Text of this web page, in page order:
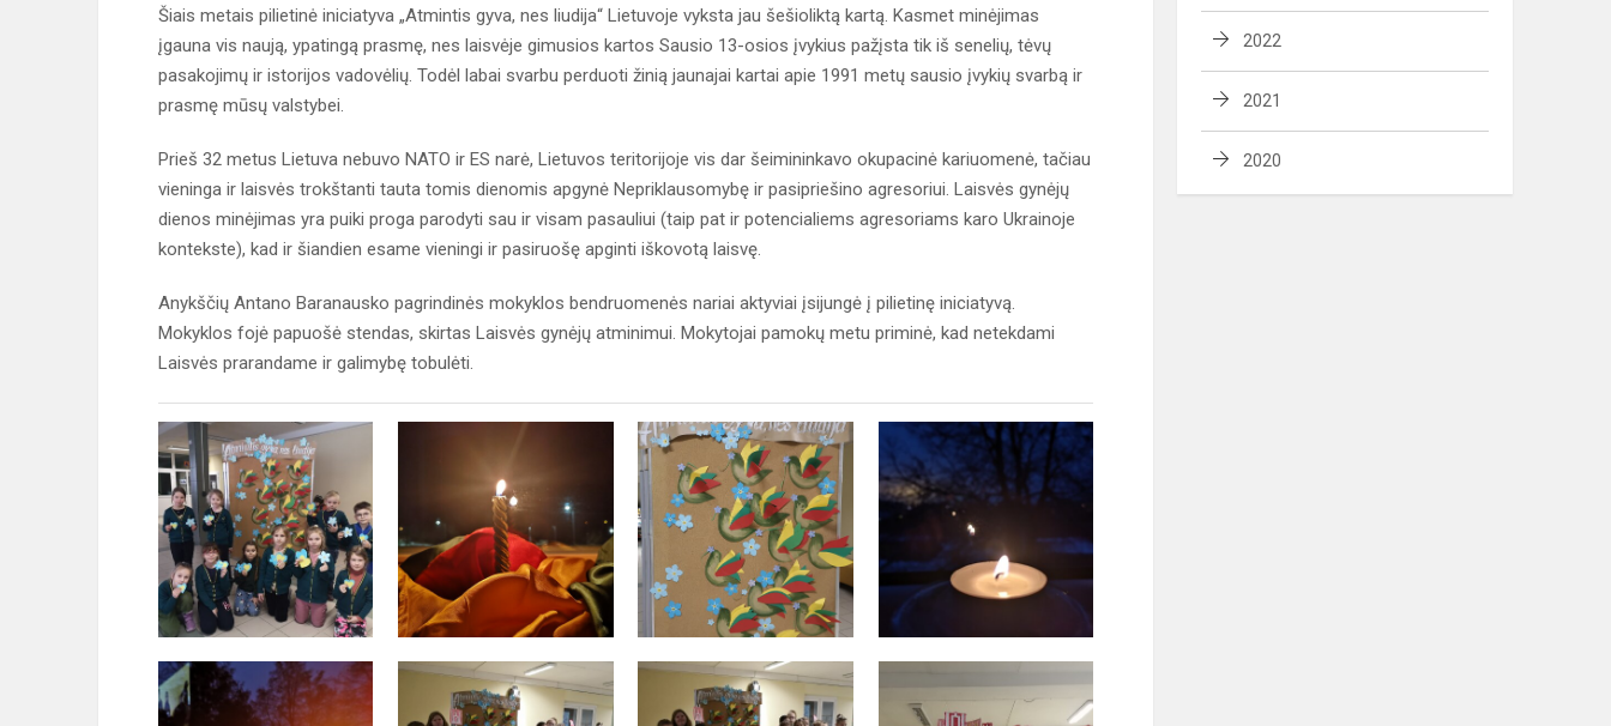
Šiais metais pilietinė iniciatyva „Atmintis gyva, nes liudija“ Lietuvoje vyksta jau šešioliktą kartą. Kasmet minėjimas
įgauna vis naują, ypatingą prasmę, nes laisvėje gimusios kartos Sausio 13-osios įvykius pažįsta tik iš senelių, tėvų
pasakojimų ir istorijos vadovėlių. Todėl labai svarbu perduoti žinią jaunajai kartai apie 1991 metų sausio įvykių svarbą ir
prasmę mūsų valstybei.
Prieš 32 metus Lietuva nebuvo NATO ir ES narė, Lietuvos teritorijoje vis dar šeimininkavo okupacinė kariuomenė, tačiau
vieninga ir laisvės trokštanti tauta tomis dienomis apgynė Nepriklausomybę ir pasipriešino agresoriui. Laisvės gynėjų
dienos minėjimas yra puiki proga parodyti sau ir visam pasauliui (taip pat ir potencialiems agresoriams karo Ukrainoje
kontekste), kad ir šiandien esame vieningi ir pasiruošę apginti iškovotą laisvę.
Anykščių Antano Baranausko pagrindinės mokyklos bendruomenės nariai aktyviai įsijungė į pilietinę iniciatyvą.
Mokyklos fojė papuošė stendas, skirtas Laisvės gynėjų atminimui. Mokytojai pamokų metu priminė, kad netekdami
Laisvės prarandame ir galimybę tobulėti.
2022
2021
2020